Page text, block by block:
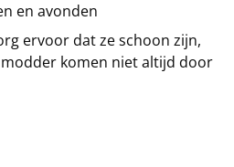
en avonden
ervoor dat ze schoon zijn,
komen niet altijd door